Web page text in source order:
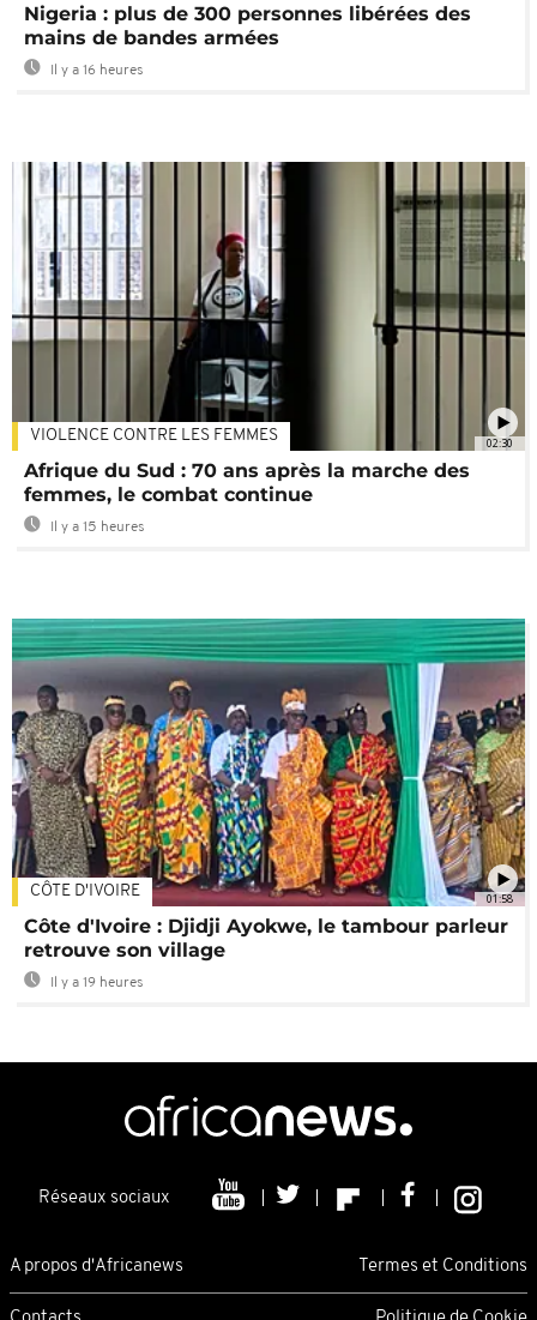
Nigeria : plus de 300 personnes libérées des
mains de bandes armées
Il y a 16 heures
02:30
VIOLENCE CONTRE LES FEMMES
Afrique du Sud : 70 ans après la marche des
femmes, le combat continue
Il y a 15 heures
01:58
CÔTE D'IVOIRE
Côte d'Ivoire : Djidji Ayokwe, le tambour parleur
retrouve son village
Il y a 19 heures
Réseaux sociaux
A propos d'Africanews Termes et Conditions